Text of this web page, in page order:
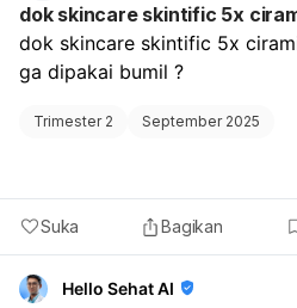
dok skincare skintific 5x
dok skincare skintific 5x
ga dipakai bumil ?
Trimester 2 September 2025
Suka Bagikan
Hello Sehat AI